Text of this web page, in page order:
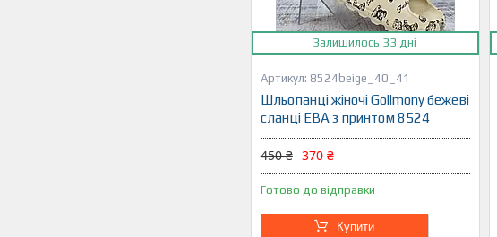
Залишилось 33 дні
8524beige_40_41
Шльопанці жіночі Gollmony бежеві
сланці ЕВА з принтом 8524
450 ₴ 370 ₴
Готово до відправки
Купити